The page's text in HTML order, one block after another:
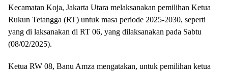
Kecamatan Koja, Jakarta Utara melaksanakan pemilihan Ketua
Rukun Tetangga (RT) untuk masa periode 2025-2030, seperti
yang di laksanakan di RT 06, yang dilaksanakan pada Sabtu
(08/02/2025).
Ketua RW 08, Banu Amza mengatakan, untuk pemilihan ketua